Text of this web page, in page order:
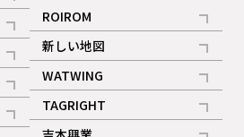
ROIROM
記事
新しい地図
記事
WATWING
記事
TAGRIGHT
記事